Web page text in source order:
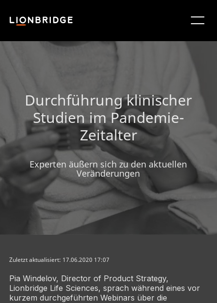
Durchführung klinischer
Studien im Pandemie-
Zeitalter
Experten äußern sich zu den aktuellen
Veränderungen
Zuletzt aktualisiert: 17.06.2020 17:07
Pia Windelov, Director of Product Strategy,
Lionbridge Life Sciences, sprach während eines vor
kurzem durchgeführten Webinars über die